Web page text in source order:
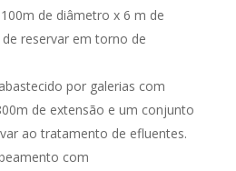
de diâmetro x 6 m de
reservar em torno de
por galerias com
de extensão e um conjunto
ao tratamento de efluentes.
com